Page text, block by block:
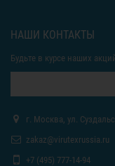
НАШИ КОНТАКТЫ
Будьте в курсе наших
г. Москва, ул.
zakaz@virutexrussia.ru
+7 (495) 777-14-94